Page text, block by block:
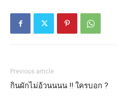
Previous article
กินผักไม่อ้วนนนน !! ใครบอก ?